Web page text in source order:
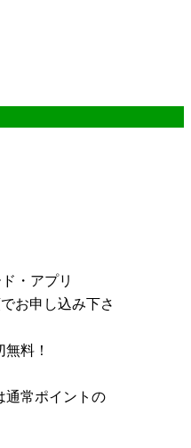
・アプリ
お申し込み下さ
料！
通常ポイントの